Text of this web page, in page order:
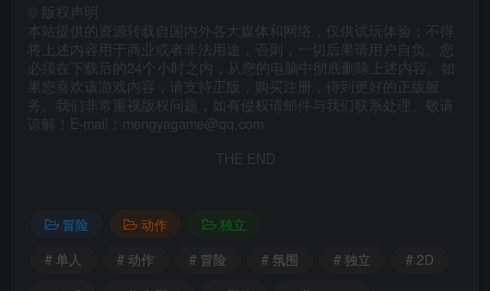
版权声明
本站提供的资源转载自国内外各大媒体和网络，仅供试玩体验；不得
将上述内容用于商业或者非法用途，否则，一切后果请用户自负。您
必须在下载后的24个小时之内，从您的电脑中彻底删除上述内容。如
果您喜欢该游戏内容，请支持正版，购买注册，得到更好的正版服
务。我们非常重视版权问题，如有侵权请邮件与我们联系处理。敬请
谅解！E-mail：mengyagame@qq.com
THE END
冒险 动作
独立
# 单人
# 动作 # 冒险 # 氛围 # 独立
# 2D